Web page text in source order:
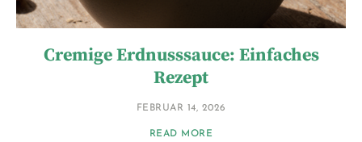
Cremige Erdnusssauce: Einfaches
Rezept
FEBRUAR 14, 2026
READ MORE